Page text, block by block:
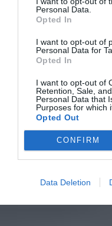
Personal Data.
Opted In
I want to opt-out of
Personal Data for
Opted In
I want to opt-out of
Retention, Sale,
Personal Data that
Purposes for which
Opted Out
CONFIRM
Data Deletion